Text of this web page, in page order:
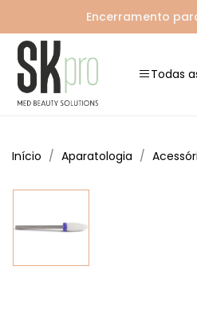
Encerramento
Todas
Início Aparatologia